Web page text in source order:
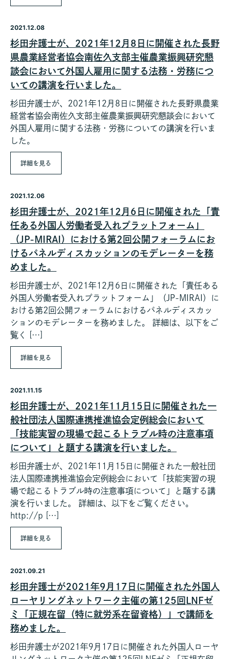
2021.12.08
杉田弁護士が、2021年12月8日に開催された長野
県農業経営者協会南佐久支部主催農業振興研究懇
談会において外国人雇用に関する法務・労務につ
いての講演を行いました。
杉田弁護士が、2021年12月8日に開催された長野県農業
経営者協会南佐久支部主催農業振興研究懇談会において
外国人雇用に関する法務・労務についての講演を行いま
した。
詳細を見る
2021.12.06
杉田弁護士が、2021年12月6日に開催された「責
任ある外国人労働者受入れプラットフォーム」
（JP-MIRAI）における第2回公開フォーラムにお
けるパネルディスカッションのモデレーターを務
めました。
杉田弁護士が、2021年12月6日に開催された「責任ある
外国人労働者受入れプラットフォーム」（JP-MIRAI）に
おける第2回公開フォーラムにおけるパネルディスカッ
ションのモデレーターを務めました。 詳細は、以下をご
覧く […]
詳細を見る
2021.11.15
杉田弁護士が、2021年11月15日に開催された一
般社団法人国際連携推進協会定例総会において
「技能実習の現場で起こるトラブル時の注意事項
について」と題する講演を行いました。
杉田弁護士が、2021年11月15日に開催された一般社団
法人国際連携推進協会定例総会において「技能実習の現
場で起こるトラブル時の注意事項について」と題する講
演を行いました。 詳細は、以下をご覧ください。
http://p […]
詳細を見る
2021.09.21
杉田弁護士が2021年9月17日に開催された外国人
ローヤリングネットワーク主催の第125回LNFゼ
ミ「正規在留（特に就労系在留資格）」で講師を
務めました。
杉田弁護士が2021年9月17日に開催された外国人ローヤ